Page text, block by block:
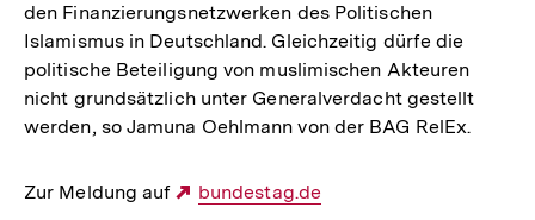
den Finanzierungsnetzwerken des Politischen
Islamismus in Deutschland. Gleichzeitig dürfe die
politische Beteiligung von muslimischen Akteuren
nicht grundsätzlich unter Generalverdacht gestellt
werden, so Jamuna Oehlmann von der BAG RelEx.
Zur Meldung auf
Externer
bundestag.de